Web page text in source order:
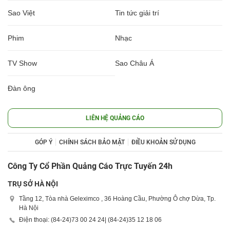
Sao Việt Tin tức giải trí
Phim Nhạc
TV Show Sao Châu Á
Đàn ông
LIÊN HỆ QUẢNG CÁO
GÓP Ý CHÍNH SÁCH BẢO MẬT ĐIỀU KHOẢN SỬ DỤNG
Công Ty Cổ Phần Quảng Cáo Trực Tuyến 24h
TRỤ SỞ HÀ NỘI
Tầng 12, Tòa nhà Geleximco , 36 Hoàng Cầu, Phường Ô chợ Dừa, Tp.
Hà Nội
Điện thoại: (84-24)73 00 24 24| (84-24)35 12 18 06